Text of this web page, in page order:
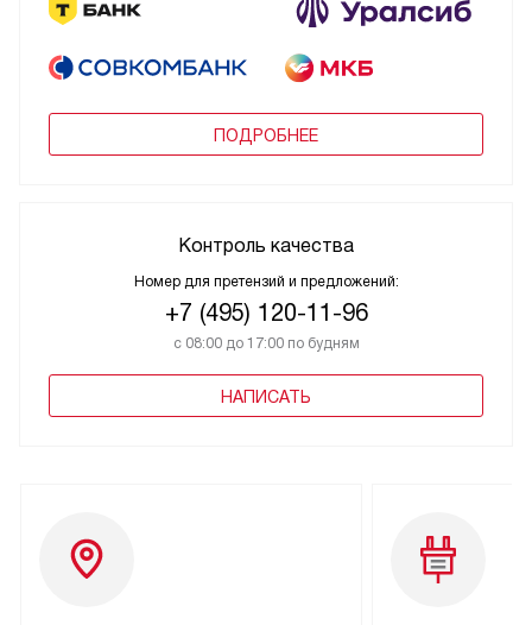
ПОДРОБНЕЕ
Контроль качества
Номер для претензий и предложений:
+7 (495) 120-11-96
с 08:00 до 17:00 по будням
НАПИСАТЬ